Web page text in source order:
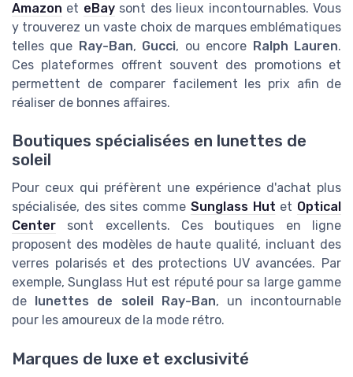
Amazon et eBaysont des lieux incontournables. Vous
y trouverez un vaste choix de marques emblématiques
telles que Ray-Ban, Gucci, ou encore Ralph Lauren.
Ces plateformes offrent souvent des promotions et
permettent de comparer facilement les prix afin de
réaliser de bonnes affaires.
Boutiques spécialisées en lunettes de
soleil
Pour ceux qui préfèrent une expérience d'achat plus
spécialisée, des sites comme Sunglass Hut et Optical
Center sont excellents. Ces boutiques en ligne
proposent des modèles de haute qualité, incluant des
verres polarisés et des protections UV avancées. Par
exemple, Sunglass Hut est réputé pour sa large gamme
de
lunettes de soleil Ray-Ban, un incontournable
pour les amoureux de la mode rétro.
Marques de luxe et exclusivité